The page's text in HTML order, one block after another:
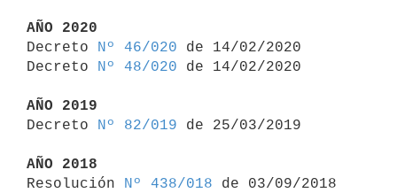
AÑO 2020
Decreto
Nº 46/020 de 14/02/2020
Decreto
Nº 48/020 de 14/02/2020
AÑO 2019
Decreto
Nº 82/019 de 25/03/2019
AÑO 2018
Resolución
Nº 438/018 de 03/09/2018